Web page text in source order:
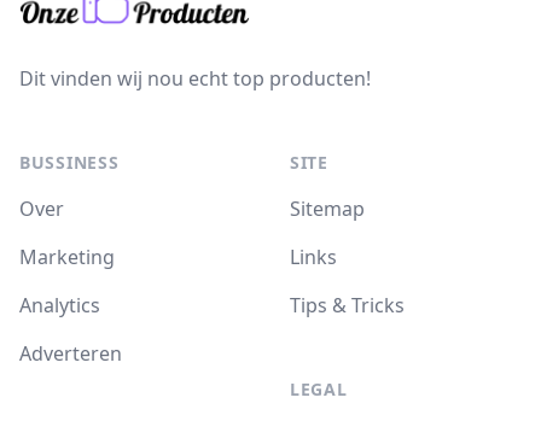
Dit vinden wij nou echt top producten!
BUSSINESS
Over
Marketing
Analytics
Adverteren
SITE
Sitemap
Links
Tips & Tricks
LEGAL